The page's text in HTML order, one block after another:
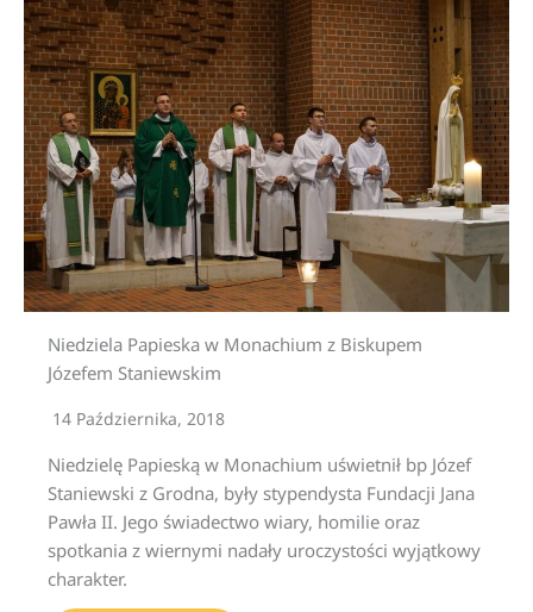
Niedziela Papieska w Monachium z Biskupem
Józefem Staniewskim
14 Października, 2018
Niedzielę Papieską w Monachium uświetnił bp Józef
Staniewski z Grodna, były stypendysta Fundacji Jana
Pawła II. Jego świadectwo wiary, homilie oraz
spotkania z wiernymi nadały uroczystości wyjątkowy
charakter.